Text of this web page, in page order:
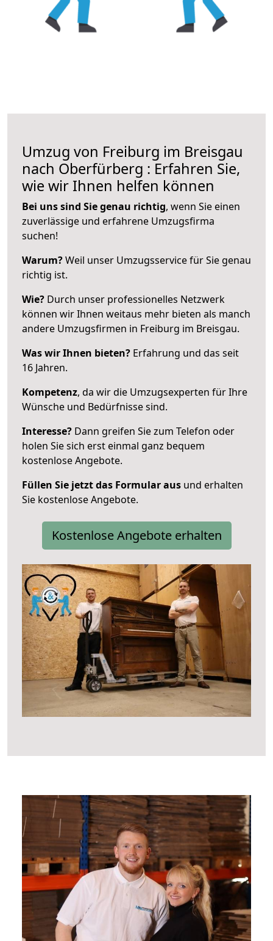
Umzug von Freiburg im Breisgau
nach Oberfürberg : Erfahren Sie,
wie wir Ihnen helfen können
Bei uns sind Sie genau richtig, wenn Sie einen
zuverlässige und erfahrene Umzugsfirma
suchen!
Warum?Weil unser Umzugsservice für Sie genau
richtig ist.
Wie? Durch unser professionelles Netzwerk
können wir Ihnen weitaus mehr bieten als manch
andere Umzugsfirmen in Freiburg im Breisgau.
Was wir Ihnen bieten? Erfahrung und das seit
16 Jahren.
Kompetenz, da wir die Umzugsexperten für Ihre
Wünsche und Bedürfnisse sind.
Interesse? Dann greifen Sie zum Telefon oder
holen Sie sich erst einmal ganz bequem
kostenlose Angebote.
Füllen Sie jetzt das Formular aus und erhalten
Sie kostenlose Angebote.
Kostenlose Angebote erhalten